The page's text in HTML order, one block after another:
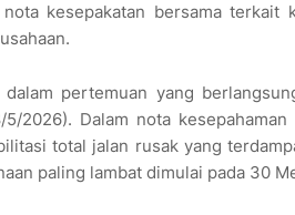
kesepakatan bersama terkait
dalam pertemuan yang
2026). Dalam nota
total jalan rusak yang
paling lambat dimulai pada 30